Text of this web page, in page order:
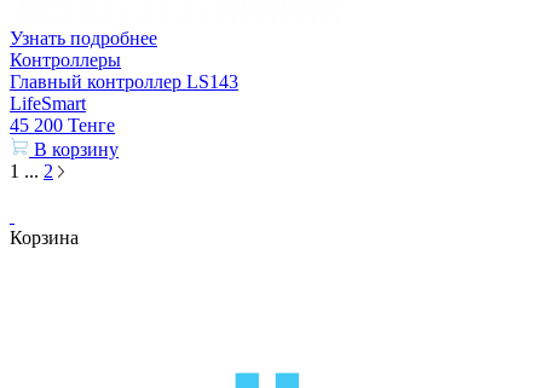
Узнать подробнее
Контроллеры
Главный контроллер LS143
LifeSmart
45 200 Тенге
В корзину
1 ... 2
Корзина